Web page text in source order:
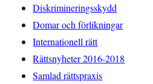
Diskrimineringsskydd
Domar och förlikningar
Internationell rätt
Rättsnyheter 2016-2018
Samlad rättspraxis